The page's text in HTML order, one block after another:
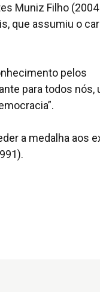
Muniz Filho
que assumiu o
pelos
para todos nós,
a medalha aos